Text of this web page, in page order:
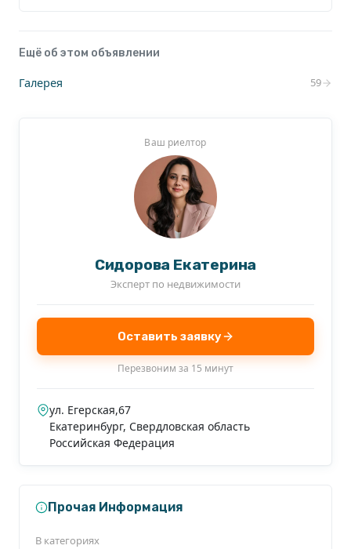
Ещё об этом объявлении
Галерея 59
Ваш риелтор
Сидорова Екатерина
Эксперт по недвижимости
Оставить заявку
Перезвоним за 15 минут
ул. Егерская,67
Екатеринбург, Свердловская область
Российская Федерация
Прочая Информация
В категориях